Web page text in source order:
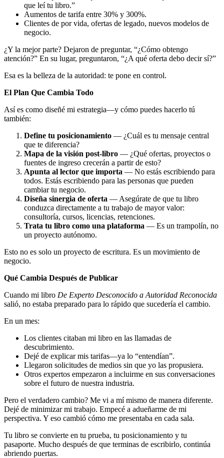
que leí tu libro.”
Aumentos de tarifa entre 30% y 300%.
Clientes de por vida, ofertas de legado, nuevos modelos de
negocio.
¿Y la mejor parte? Dejaron de preguntar, “¿Cómo obtengo
atención?” En su lugar, preguntaron, “¿A qué oferta debo decir sí?”
Esa es la belleza de la autoridad: te pone en control.
El Plan Que Cambia Todo
Así es como diseñé mi estrategia—y cómo puedes hacerlo tú
también:
Define tu posicionamiento — ¿Cuál es tu mensaje central
que te diferencia?
Mapa de la visión post-libro — ¿Qué ofertas, proyectos o
fuentes de ingreso crecerán a partir de esto?
Apunta al lector que importa — No estás escribiendo para
todos. Estás escribiendo para las personas que pueden
cambiar tu negocio.
Diseña sinergia de oferta — Asegúrate de que tu libro
conduzca directamente a tu trabajo de mayor valor:
consultoría, cursos, licencias, retenciones.
Trata tu libro como una plataforma — Es un trampolín, no
un proyecto autónomo.
Esto no es solo un proyecto de escritura. Es un movimiento de
negocio.
Qué Cambia Después de Publicar
Cuando mi libro De Experto Desconocido a Autoridad Reconocida
salió, no estaba preparado para lo rápido que sucedería el cambio.
En un mes:
Los clientes citaban mi libro en las llamadas de
descubrimiento.
Dejé de explicar mis tarifas—ya lo “entendían”.
Llegaron solicitudes de medios sin que yo las propusiera.
Otros expertos empezaron a incluirme en sus conversaciones
sobre el futuro de nuestra industria.
Pero el verdadero cambio? Me vi a mí mismo de manera diferente.
Dejé de minimizar mi trabajo. Empecé a adueñarme de mi
perspectiva. Y eso cambió cómo me presentaba en cada sala.
Tu libro se convierte en tu prueba, tu posicionamiento y tu
pasaporte. Mucho después de que terminas de escribirlo, continúa
abriendo puertas.